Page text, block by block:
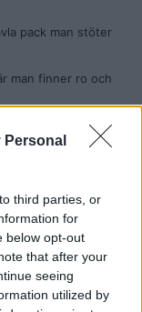
Personal
third parties, or
for
below opt-out
that after your
seeing
utilized by
pack man stöter
man finner ro och
bara för stunden